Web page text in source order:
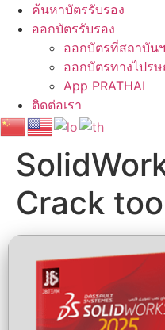
ค้นหาบัตรรับรอง
ออกบัตรรับรอง
ออกบัตรที่สถาบันฯ
ออกบัตรทางไปร
App PRATHAI
ติดต่อเรา
Crack